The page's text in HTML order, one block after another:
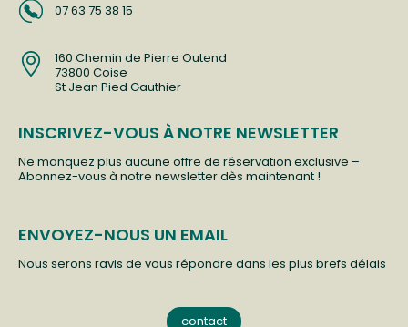
07 63 75 38 15
160 Chemin de Pierre Outend
73800 Coise
St Jean Pied Gauthier
INSCRIVEZ-VOUS À NOTRE NEWSLETTER
Ne manquez plus aucune offre de réservation exclusive –
Abonnez-vous à notre newsletter dès maintenant !
ENVOYEZ-NOUS UN EMAIL
Nous serons ravis de vous répondre dans les plus brefs délais
contact